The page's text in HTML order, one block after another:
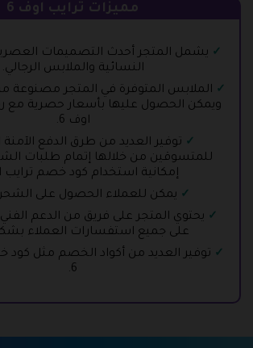
مميزات ترايب اوف 6
يشمل المتجر أحدث التصميمات
النسائية والملابس الرجالي.
الملابس المتوفرة في المتجر مصنوعة
ويمكن الحصول عليها بأسعار حصرية مع
اوف 6.
توفير العديد من طرق الدفع الآمنة
للمتسوقين من خلالها إتمام طلبات
إمكانية استخدام كود خصم ترايب
يمكن للعملاء الحصول على
يحتوي المتجر على فريق من الدعم
على جميع استفسارات العملاء
توفير العديد من أكواد الخصم مثل كود
6.